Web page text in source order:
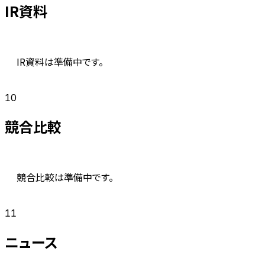
IR資料
IR資料は準備中です。
10
競合比較
競合比較は準備中です。
11
ニュース